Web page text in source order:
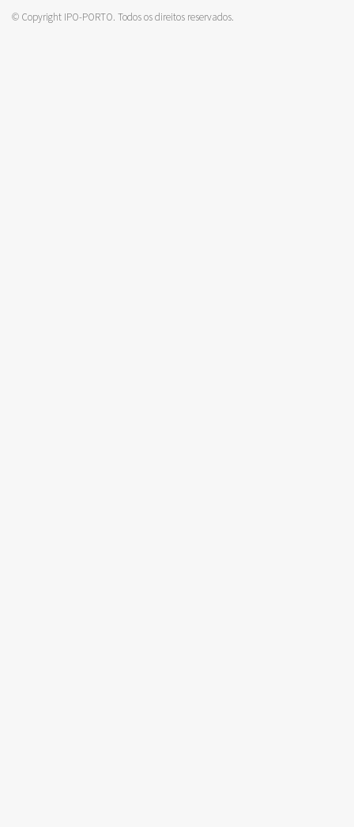
© Copyright IPO-PORTO. Todos os direitos reservados.